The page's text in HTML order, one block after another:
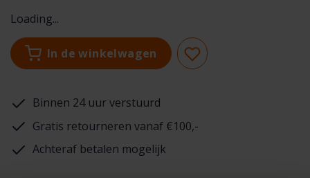
Loading...
In de winkelwagen
Binnen 24 uur verstuurd
Gratis retourneren vanaf €100,-
Achteraf betalen mogelijk